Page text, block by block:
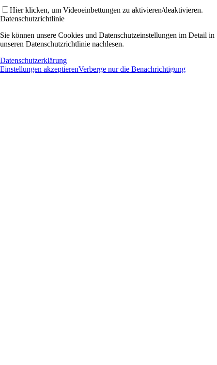
Hier klicken, um Videoeinbettungen zu aktivieren/deaktivieren.
Datenschutzrichtlinie
Sie können unsere Cookies und Datenschutzeinstellungen im Detail in
unseren Datenschutzrichtlinie nachlesen.
Datenschutzerklärung
Einstellungen akzeptierenVerberge nur die Benachrichtigung